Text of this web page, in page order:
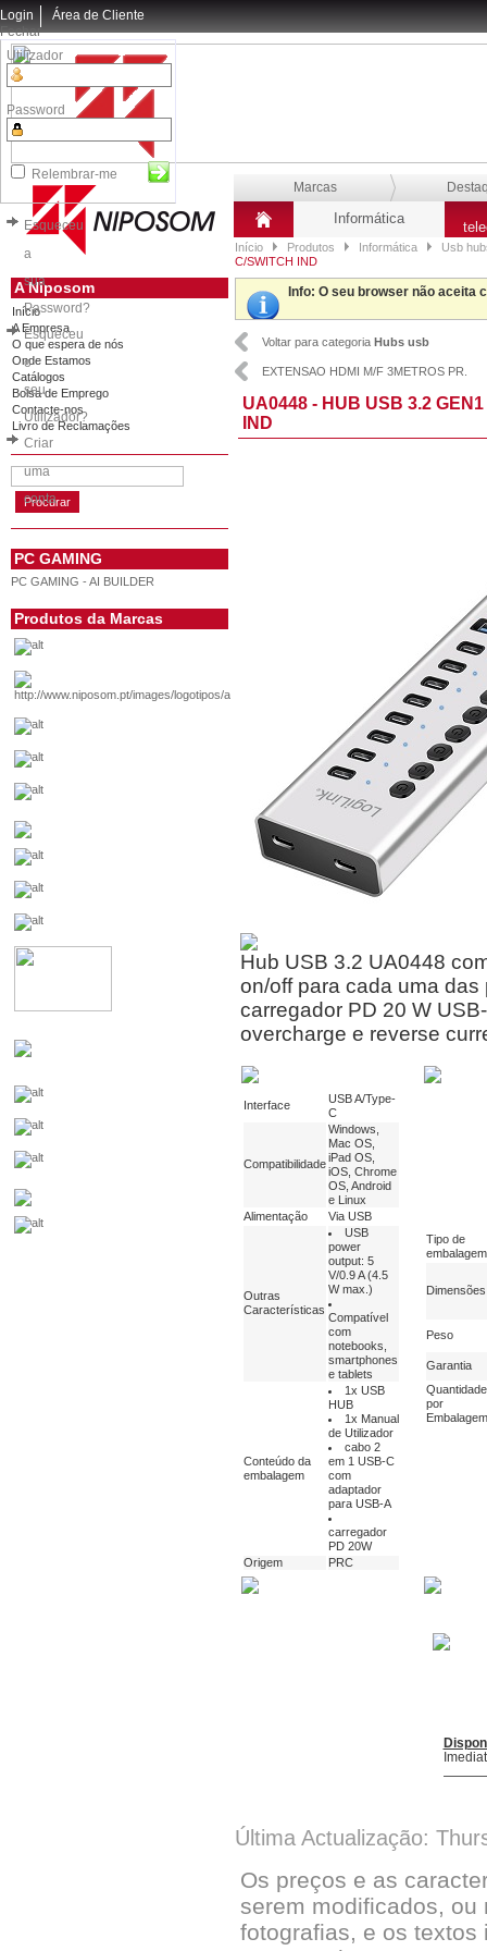
Login
Fechar
Utilizador
Password
Relembrar-me
Esqueceu
a
sua
Password?
Esqueceu
o
seu
Utilizador?
Criar
uma
conta
Área de Cliente
Marcas
Informática
Início Produtos Informática
Usb
C/SWITCH IND
A Niposom
Início
A Empresa
O que espera de nós
Onde Estamos
Catálogos
Bolsa de Emprego
Contacte-nos
Livro de Reclamações
PC GAMING
PC GAMING - AI BUILDER
Produtos da Marcas
Info: O seu browser não aceita
Voltar para categoria Hubs usb
EXTENSAO HDMI M/F 3METROS PR.
UA0448 - HUB USB 3.2
IND
Hub USB 3.2 UA0448
on/off para cada uma
carregador PD 20 W
overcharge e reverse
Interface
USB A/Type-
C
Compatibilidade
Windows,
Mac OS,
iPad OS,
iOS, Chrome
OS, Android
e Linux
Alimentação
Via USB
Outras
Características
USB
power
output: 5
V/0.9 A (4.5
W max.)
Compatível
com
notebooks,
smartphones
e tablets
Conteúdo da
embalagem
1x USB
HUB
1x Manual
de Utilizador
cabo 2
em 1 USB-C
com
adaptador
para USB-A
carregador
PD 20W
Origem
PRC
Tipo de
embalagem
Dimensões
Peso
Garantia
Quantidade
por
Embalagem
Última Actualização:
Os preços e as
serem modificados, ou
fotografias, e os